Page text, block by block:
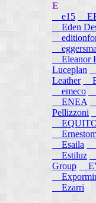
E
e15
Eden
Eleanor
Luceplan
Leather
emeco
ENEA
Pellizzoni
Esaila
Estiluz
Group
Ezarri